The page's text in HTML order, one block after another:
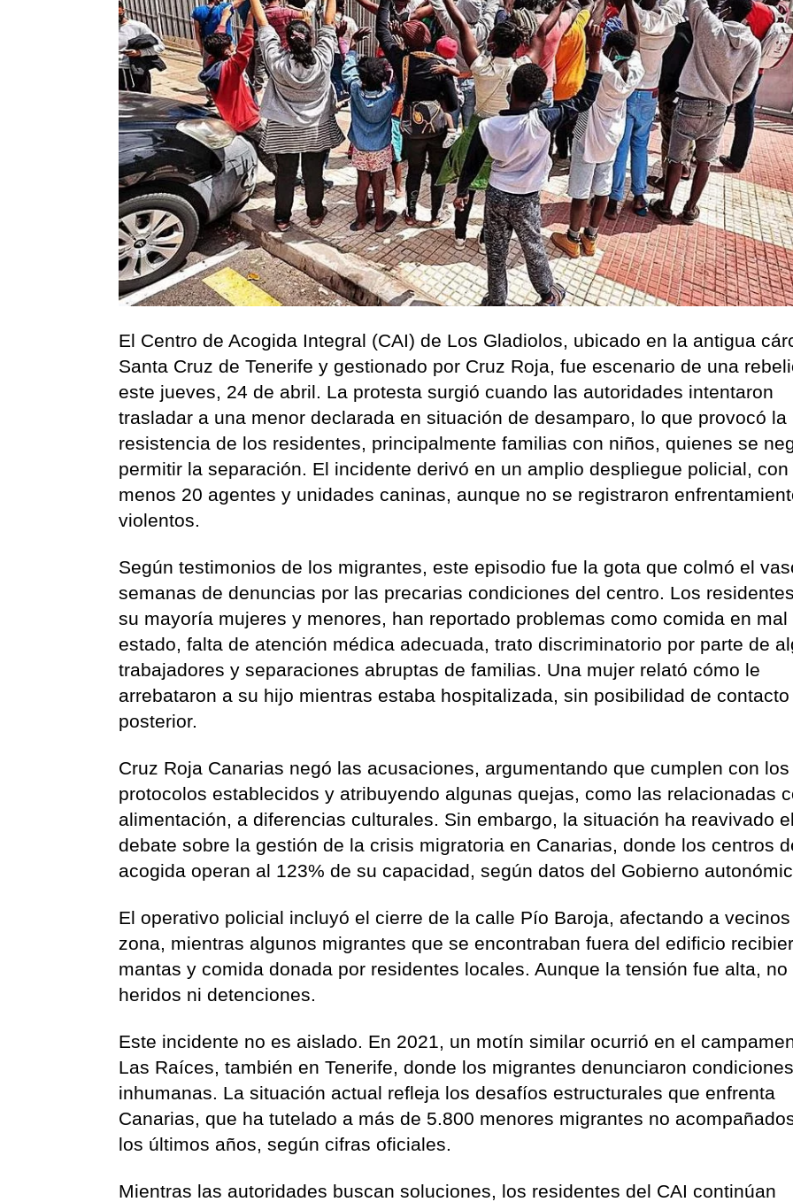
El Centro de Acogida Integral (CAI) de Los Gladiolos, ubicado en la antigua
Santa Cruz de Tenerife y gestionado por Cruz Roja, fue escenario de una
este jueves, 24 de abril. La protesta surgió cuando las autoridades intentaron
trasladar a una menor declarada en situación de desamparo, lo que provocó la
resistencia de los residentes, principalmente familias con niños, quienes se
permitir la separación. El incidente derivó en un amplio despliegue policial, con
menos 20 agentes y unidades caninas, aunque no se registraron
violentos.
Según testimonios de los migrantes, este episodio fue la gota que colmó el
semanas de denuncias por las precarias condiciones del centro. Los
su mayoría mujeres y menores, han reportado problemas como comida en mal
estado, falta de atención médica adecuada, trato discriminatorio por parte de
trabajadores y separaciones abruptas de familias. Una mujer relató cómo le
arrebataron a su hijo mientras estaba hospitalizada, sin posibilidad de contacto
posterior.
Cruz Roja Canarias negó las acusaciones, argumentando que cumplen con los
protocolos establecidos y atribuyendo algunas quejas, como las relacionadas
alimentación, a diferencias culturales. Sin embargo, la situación ha reavivado
debate sobre la gestión de la crisis migratoria en Canarias, donde los centros
acogida operan al 123% de su capacidad, según datos del Gobierno
El operativo policial incluyó el cierre de la calle Pío Baroja, afectando a
zona, mientras algunos migrantes que se encontraban fuera del edificio
mantas y comida donada por residentes locales. Aunque la tensión fue alta, no
heridos ni detenciones.
Este incidente no es aislado. En 2021, un motín similar ocurrió en el
Las Raíces, también en Tenerife, donde los migrantes denunciaron
inhumanas. La situación actual refleja los desafíos estructurales que enfrenta
Canarias, que ha tutelado a más de 5.800 menores migrantes no
los últimos años, según cifras oficiales.
Mientras las autoridades buscan soluciones, los residentes del CAI continúan